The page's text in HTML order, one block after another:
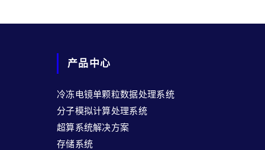
产品中心
冷冻电镜单颗粒数据处理系统
分子模拟计算处理系统
超算系统解决方案
存储系统